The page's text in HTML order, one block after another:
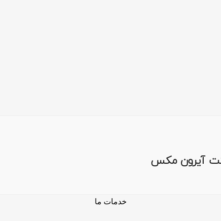
آیرون مکس
خدمات ما